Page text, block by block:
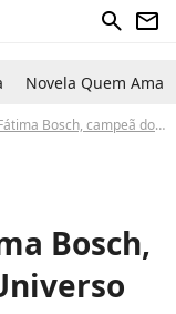
search newsletter
Novela Quem Ama
Universo 2025? Mexicana de 25 anos impressiona por beleza e foi humilhada por diretor do concurso
Bosch,